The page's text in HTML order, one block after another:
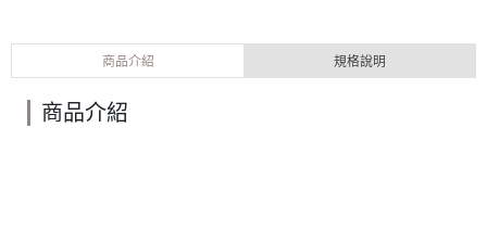
商品介紹 規格說明
商品介紹